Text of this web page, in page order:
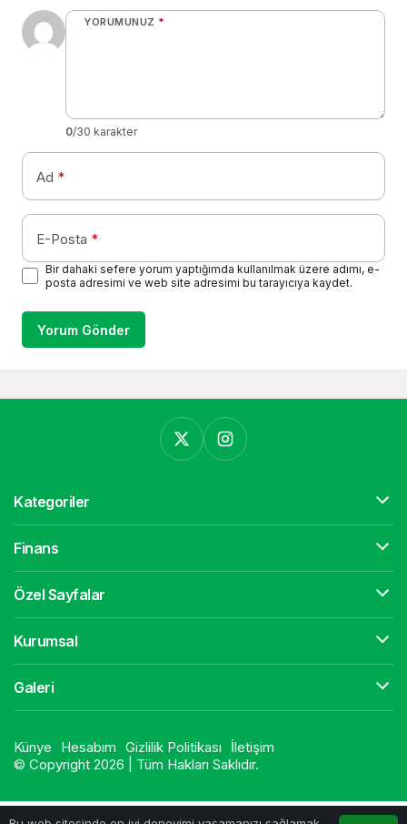
YORUMUNUZ *
0/30 karakter
Ad *
E-Posta *
Bir dahaki sefere yorum yaptığımda kullanılmak üzere adımı, e-
posta adresimi ve web site adresimi bu tarayıcıya kaydet.
Yorum Gönder
Kategoriler
Finans
Özel Sayfalar
Kurumsal
Galeri
Künye Hesabım Gizlilik Politikası
İletişim
© Copyright 2026 | Tüm Hakları Saklıdır.